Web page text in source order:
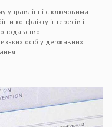
управлінні є ключовими
конфлікту інтересів і
осіб у державних